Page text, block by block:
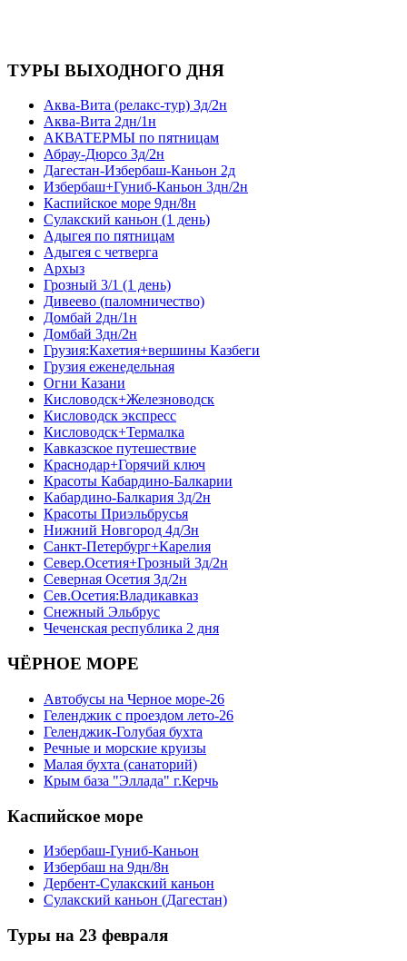
ТУРЫ ВЫХОДНОГО ДНЯ
Аква-Вита (релакс-тур) 3д/2н
Аква-Вита 2дн/1н
АКВАТЕРМЫ по пятницам
Абрау-Дюрсо 3д/2н
Дагестан-Избербаш-Каньон 2д
Избербаш+Гуниб-Каньон 3дн/2н
Каспийское море 9дн/8н
Сулакский каньон (1 день)
Адыгея по пятницам
Адыгея с четверга
Архыз
Грозный 3/1 (1 день)
Дивеево (паломничество)
Домбай 2дн/1н
Домбай 3дн/2н
Грузия:Кахетия+вершины Казбеги
Грузия еженедельная
Огни Казани
Кисловодск+Железноводск
Кисловодск экспресс
Кисловодск+Термалка
Кавказское путешествие
Краснодар+Горячий ключ
Красоты Кабардино-Балкарии
Кабардино-Балкария 3д/2н
Красоты Приэльбрусья
Нижний Новгород 4д/3н
Санкт-Петербург+Карелия
Север.Осетия+Грозный 3д/2н
Северная Осетия 3д/2н
Сев.Осетия:Владикавказ
Снежный Эльбрус
Чеченская республика 2 дня
ЧЁРНОЕ МОРЕ
Автобусы на Черное море-26
Геленджик с проездом лето-26
Геленджик-Голубая бухта
Речные и морские круизы
Малая бухта (санаторий)
Крым база "Эллада" г.Керчь
Каспийское море
Избербаш-Гуниб-Каньон
Избербаш на 9дн/8н
Дербент-Сулакский каньон
Сулакский каньон (Дагестан)
Туры на 23 февраля